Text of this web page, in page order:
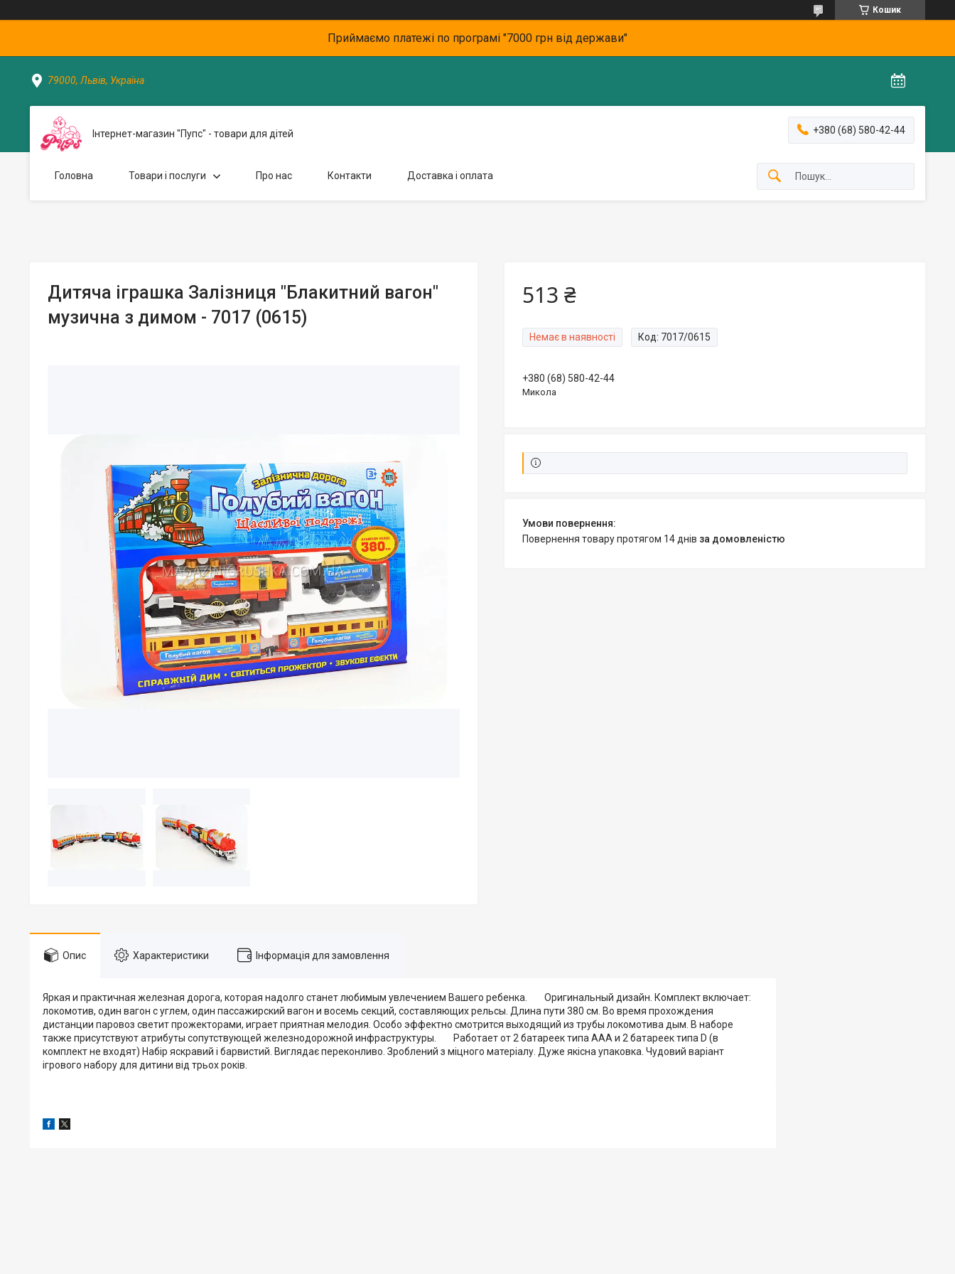
Кошик
Приймаємо платежі по програмі "7000 грн від держави"
79000, Львів, Україна
Інтернет-магазин "Пупс" - товари для дітей +380 (68) 580-42-44
Головна Товари і послуги Про нас Контакти Доставка і оплата
Дитяча іграшка Залізниця "Блакитний вагон"
музична з димом - 7017 (0615)
513 ₴
Немає в наявності Код: 7017/0615
+380 (68) 580-42-44
Микола
повернення товару протягом 14 днів за домовленістю
Опис Характеристики Інформація для замовлення
Яркая и практичная железная дорога, которая надолго станет любимым увлечением Вашего ребенка. Оригинальный дизайн. Комплект включает:
локомотив, один вагон с углем, один пассажирский вагон и восемь секций, составляющих рельсы. Длина пути 380 см. Во время прохождения
дистанции паровоз светит прожекторами, играет приятная мелодия. Особо эффектно смотрится выходящий из трубы локомотива дым. В наборе
также присутствуют атрибуты сопутствующей железнодорожной инфраструктуры. Работает от 2 батареек типа ААА и 2 батареек типа D (в
комплект не входят) Набір яскравий і барвистий. Виглядає переконливо. Зроблений з міцного матеріалу. Дуже якісна упаковка. Чудовий варіант
ігрового набору для дитини від трьох років.